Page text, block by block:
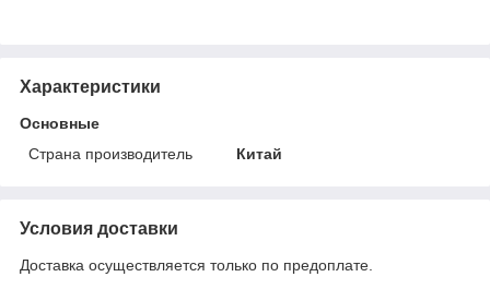
Характеристики
Основные
Страна производитель
Китай
Условия доставки
Доставка осуществляется только по предоплате.